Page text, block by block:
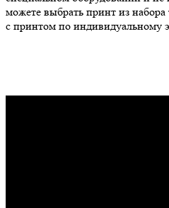
можете выбрать принт из набора
с принтом по индивидуальному